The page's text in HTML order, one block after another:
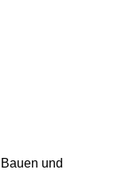
und